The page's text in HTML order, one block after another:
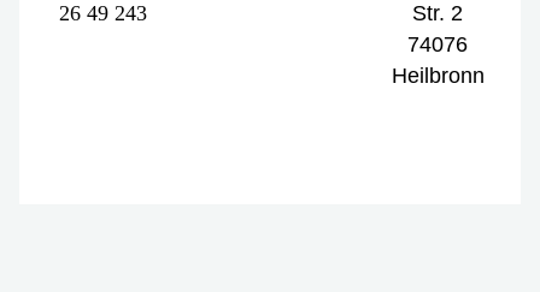
26 49 243
Str. 2
74076
Heilbronn